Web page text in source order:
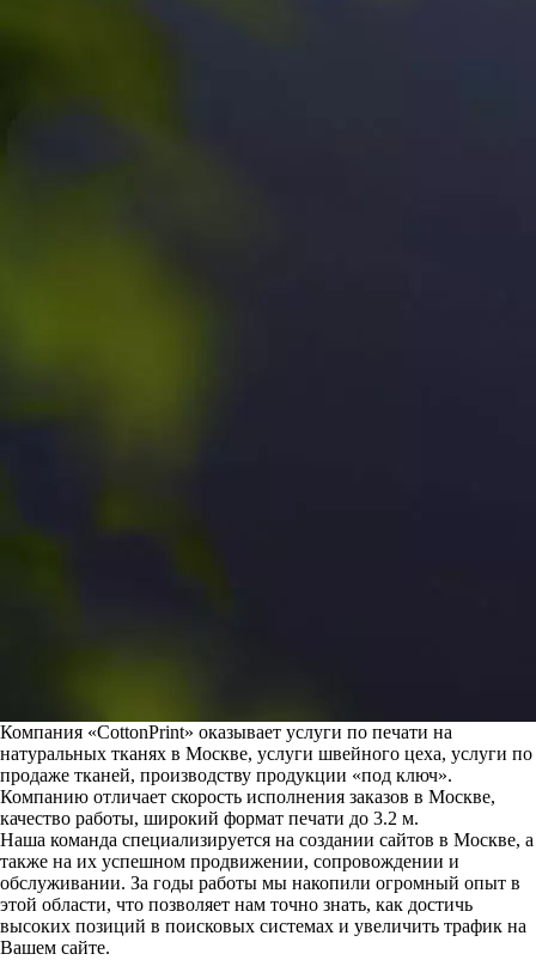
Компания «CottonPrint» оказывает услуги по печати на
натуральных тканях в Москве, услуги швейного цеха, услуги по
продаже тканей, производству продукции «под ключ».
Компанию отличает скорость исполнения заказов в Москве,
качество работы, широкий формат печати до 3.2 м.
Наша команда специализируется на создании сайтов в Москве, а
также на их успешном продвижении, сопровождении и
обслуживании. За годы работы мы накопили огромный опыт в
этой области, что позволяет нам точно знать, как достичь
высоких позиций в поисковых системах и увеличить трафик на
Вашем сайте.